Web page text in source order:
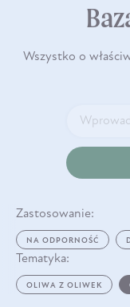
Wszystko o
Zastosowanie:
NA ODPORNOŚĆ
Tematyka:
OLIWA Z OLIWEK